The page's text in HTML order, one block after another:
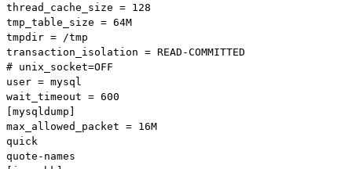
thread_cache_size = 128
tmp_table_size = 64M
tmpdir = /tmp
transaction_isolation = READ-COMMITTED
# unix_socket=OFF
user = mysql
wait_timeout = 600
[mysqldump]
max_allowed_packet = 16M
quick
quote-names